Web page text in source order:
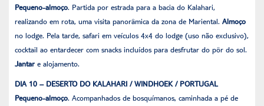
Pequeno-almoço. Partida por estrada para a bacia do Kalahari,
realizando em rota, uma visita panorâmica da zona de Mariental. Almoço
no lodge. Pela tarde, safari em veículos 4x4 do lodge (uso não exclusivo),
cocktail ao entardecer com snacks incluídos para desfrutar do pôr do sol.
Jantare alojamento.
DIA 10 – DESERTO DO KALAHARI / WINDHOEK / PORTUGAL
Pequeno-almoço. Acompanhados de bosquímanos, caminhada a pé de